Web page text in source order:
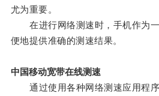
尤为重要。
在进行网络测速时，手机作为一
便地提供准确的测速结果。
中国移动宽带在线测速
通过使用各种网络测速应用程序